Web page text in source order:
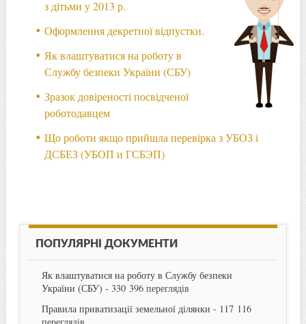
з дітьми у 2013 р.
Оформлення декретної відпустки.
Як влаштуватися на роботу в
Службу безпеки України (СБУ)
Зразок довіреності посвідченої
роботодавцем
Що роботи якщо прийшла перевірка з УБОЗ і
ДСБЕЗ (УБОП и ГСБЭП)
ПОПУЛЯРНІ ДОКУМЕНТИ
Як влаштуватися на роботу в Службу безпеки
України (СБУ) - 330 396 переглядів
Правила приватизації земельної ділянки - 117 116
переглядів